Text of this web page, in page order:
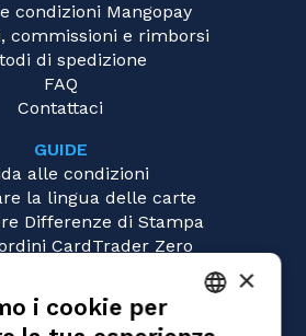
condizioni Mangopay
commissioni e rimborsi
di spedizione
FAQ
Contattaci
GUIDE
alle condizioni
la lingua delle carte
Differenze di Stampa
CardTrader Zero
GIOCHI
×
i cookie per